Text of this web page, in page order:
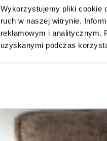
Wykorzystujemy pliki cookie
ruch w naszej witrynie.
reklamowym i analitycznym.
uzyskanymi podczas